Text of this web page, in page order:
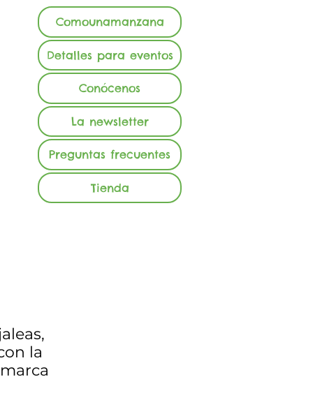
Comounamanzana
Detalles para eventos
Conócenos
La newsletter
Preguntas frecuentes
Tienda
la